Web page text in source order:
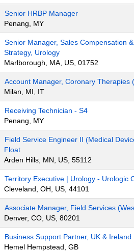
Senior HRBP Manager
Penang, MY
Senior Manager, Sales Compensation
Strategy, Urology
Marlborough, MA, US, 01752
Account Manager, Coronary Therapies
Milan, MI, IT
Receiving Technician - S4
Penang, MY
Field Service Engineer II (Medical
Float
Arden Hills, MN, US, 55112
Territory Executive | Urology - Urologic
Cleveland, OH, US, 44101
Associate Manager, Field Services
Denver, CO, US, 80201
Business Support Partner, UK & Ireland
Hemel Hempstead, GB